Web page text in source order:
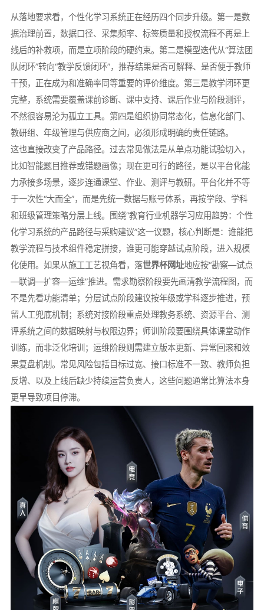
从落地要求看，个性化学习系统正在经历四个同步升级。第一是数
据治理前置，数据口径、采集频率、标签质量和授权流程不再是上
线后的补救项，而是立项阶段的硬约束。第二是模型迭代从“算法团
队闭环”转向“教学反馈闭环”，推荐结果是否可解释、是否便于教师
干预，正在成为和准确率同等重要的评价维度。第三是教学闭环更
完整，系统需要覆盖课前诊断、课中支持、课后作业与阶段测评，
不然很容易沦为孤立工具。第四是组织协同常态化，信息化部门、
教研组、年级管理与供应商之间，必须形成明确的责任链路。
这也直接改变了产品路径。过去常见做法是从单点功能试验切入，
比如智能题目推荐或错题画像；现在更可行的路径，是以平台化能
力承接多场景，逐步连通课堂、作业、测评与教研。平台化并不等
于一次性“大而全”，而是先统一数据与账号体系，再按学段、学科
和班级管理策略分层上线。围绕“教育行业机器学习应用趋势：个性
化学习系统的产品路径与采购建议”这一议题，核心判断是：谁能把
教学流程与技术组件稳定拼接，谁更可能穿越试点阶段，进入规模
化使用。如果从施工工艺视角看，落世界杯网址地应按“勘察—试点
—联调—扩容—运维”推进。需求勘察阶段要先画清教学流程图，而
不是先看功能清单；分层试点阶段建议按年级或学科逐步推进，预
留人工兜底机制；系统对接阶段重点处理教务系统、资源平台、测
评系统之间的数据映射与权限边界；师训阶段要围绕具体课堂动作
训练，而非泛化培训；运维阶段则需建立版本更新、异常回滚和效
果复盘机制。常见风险包括目标过宽、接口标准不一致、教师负担
反增、以及上线后缺少持续运营负责人，这些问题通常比算法本身
更早导致项目停滞。